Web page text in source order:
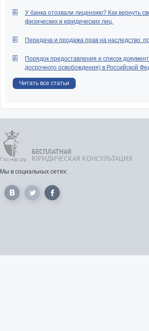
У банка отозвали лицензию? Как вернуть
физических и юридических лиц.
Передача и продажа прав на наследство:
Порядок предоставления и список
досрочного освобождения) в Российской
Читать все статьи
БЕСПЛАТНАЯ
ЮРИДИЧЕСКАЯ КОНСУЛЬТАЦИЯ
Мы в социальных сетях: